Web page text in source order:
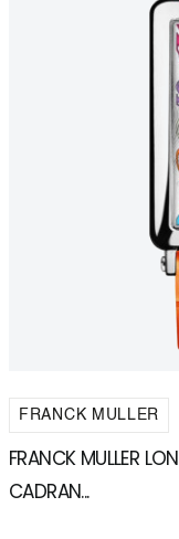
FRANCK MULLER
FRANCK MULLER
CADRAN...